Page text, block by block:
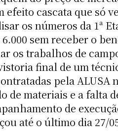
efeito cascata que só
os números da 1ª
sem receber o
os trabalhos de
final de um
pela
de materiais e a falta
de
até o último dia